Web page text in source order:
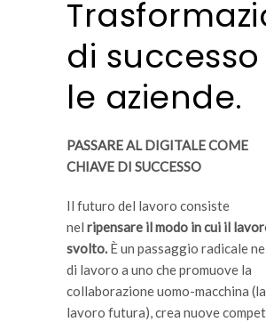
di
le aziende.
PASSARE AL DIGITALE COME
CHIAVE DI SUCCESSO
Il futuro del lavoro consiste
nel ripensare il modo in cui il
svolto. È un passaggio radicale
di lavoro a uno che promuove la
collaborazione uomo-macchina
lavoro futura), crea nuove